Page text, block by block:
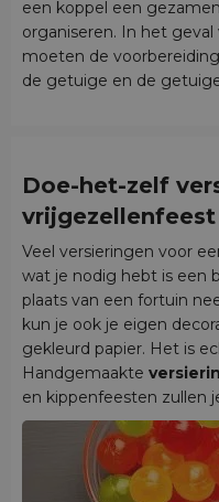
een koppel een
organiseren. In het
moeten de
de getuige en de
Doe-het-zelf
vrijgezellenfeest
Veel versieringen voor
wat je nodig hebt is een
plaats van een fortuin
kun je ook je eigen
gekleurd papier. Het is
Handgemaakte
en kippenfeesten zullen